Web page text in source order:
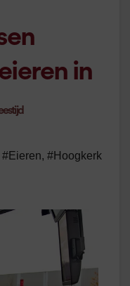
in
#Eieren, #Hoogkerk